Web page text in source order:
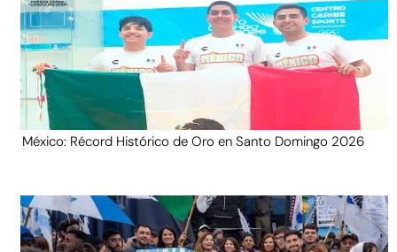
México: Récord Histórico de Oro en Santo Domingo 2026